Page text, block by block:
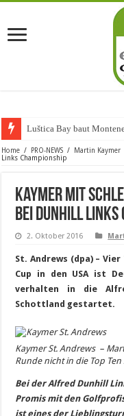
Luštica Bay baut
Home / PRO-NEWS / Martin Kaymer
Links Championship
Kaymer mit
bei Dunhill Links
2. Oktober 2016
St. Andrews (dpa) –
Cup in den USA ist
verhalten in die
Schottland gestartet.
Kaymer St. Andrews –
Runde nicht in die Top
Bei der Alfred Dunhill
Promis mit den
ist eines der